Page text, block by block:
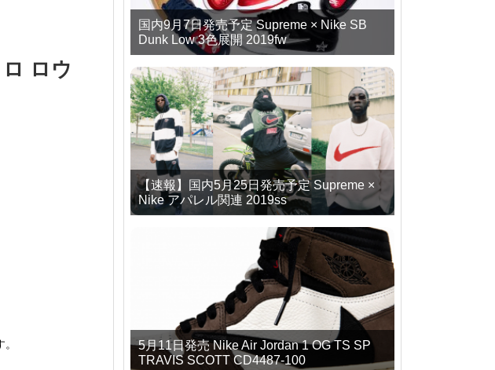
ロウ
国内9月7日発売予定 Supreme × Nike SB
Dunk Low 3色展開 2019fw
【速報】国内5月25日発売予定 Supreme ×
Nike アパレル関連 2019ss
5月11日発売 Nike Air Jordan 1 OG TS SP
TRAVIS SCOTT CD4487-100